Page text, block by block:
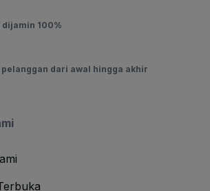
dijamin 100%
pelanggan dari awal hingga akhir